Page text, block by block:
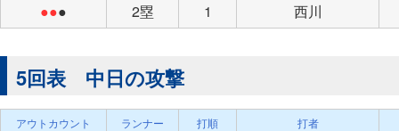
●●● 2塁 1 西川
5回表 中日の攻撃
アウトカウント ランナー 打順 打者